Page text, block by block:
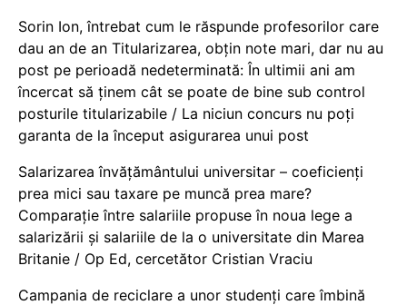
Sorin Ion, întrebat cum le răspunde profesorilor care
dau an de an Titularizarea, obțin note mari, dar nu au
post pe perioadă nedeterminată: În ultimii ani am
încercat să ținem cât se poate de bine sub control
posturile titularizabile / La niciun concurs nu poți
garanta de la început asigurarea unui post
Salarizarea învățământului universitar – coeficienți
prea mici sau taxare pe muncă prea mare?
Comparație între salariile propuse în noua lege a
salarizării și salariile de la o universitate din Marea
Britanie / Op Ed, cercetător Cristian Vraciu
Campania de reciclare a unor studenți care îmbină